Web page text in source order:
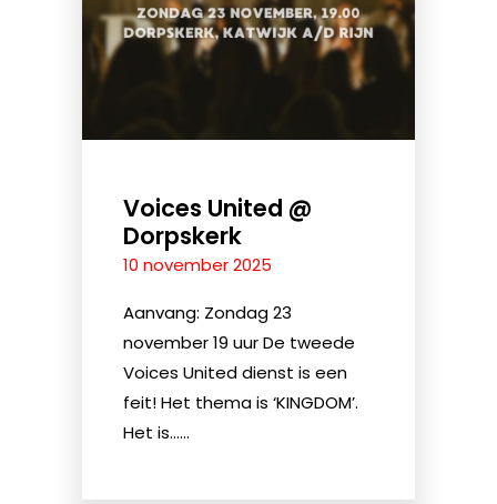
Voices United @
Dorpskerk
10 november 2025
Aanvang: Zondag 23
november 19 uur De tweede
Voices United dienst is een
feit! Het thema is ‘KINGDOM’.
Het is......